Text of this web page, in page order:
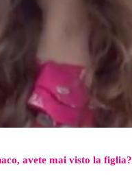
avete mai visto la